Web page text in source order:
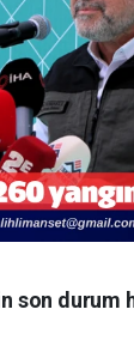
son durum